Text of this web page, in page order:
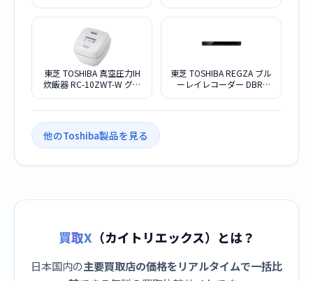
東芝 TOSHIBA 真空圧力IH
炊飯器 RC-10ZWT-W グラ
東芝 TOSHIBA REGZA ブル
ーレイレコーダー DBR-
他のToshiba製品を見る
買取X （カイトリエックス）とは？
日本国内の主要買取店の価格をリアルタイムで一括比